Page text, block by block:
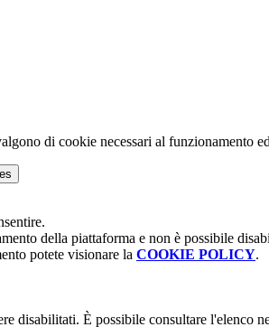
di cookie necessari al funzionamento
della piattaforma e non è possibile
potete visionare la COOKIE POLICY.
disabilitati. È possibile consultare l'elenco